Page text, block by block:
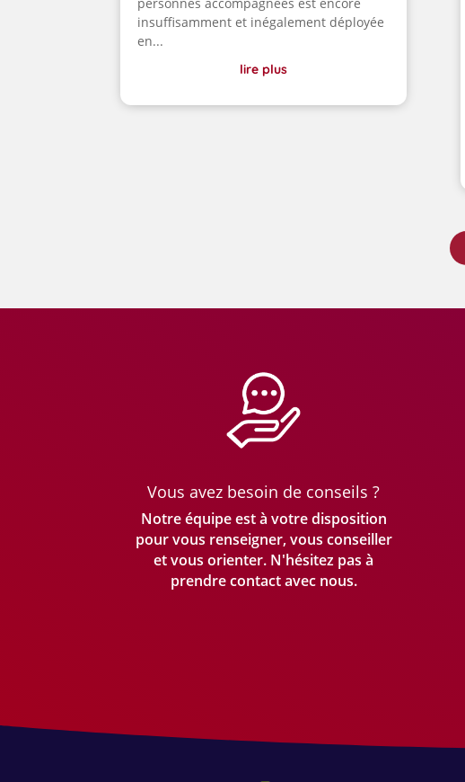
insuffisamment et inégalement déployée
en...
lire plus
Vous avez besoin de conseils ?
Notre équipe est à votre disposition
pour vous renseigner, vous conseiller
et vous orienter. N'hésitez pas à
prendrecontact avec nous.